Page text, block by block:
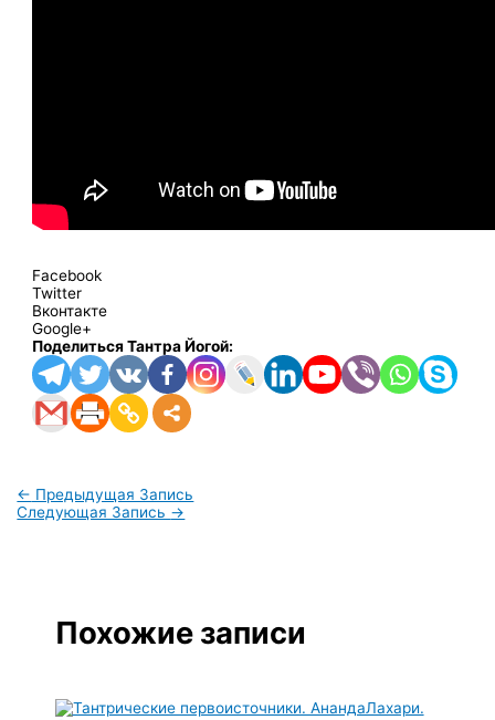
Facebook
Twitter
Вконтакте
Google+
Поделиться Тантра Йогой:
← Предыдущая Запись
Следующая Запись →
Похожие записи